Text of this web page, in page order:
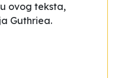
ovog teksta,
Guthriea.